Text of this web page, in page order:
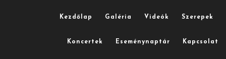
Kezdőlap Galéria Videók Szerepek
Koncertek Eseménynaptár Kapcsolat